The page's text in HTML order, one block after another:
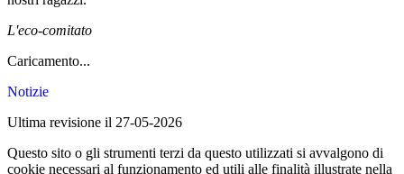
L'eco-comitato
Caricamento...
Notizie
Ultima revisione il 27-05-2026
Questo sito o gli strumenti terzi da questo utilizzati si avvalgono di
cookie necessari al funzionamento ed utili alle finalità illustrate nella